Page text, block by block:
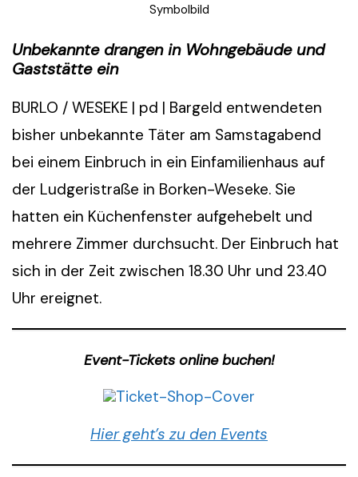
Symbolbild
Unbekannte drangen in Wohngebäude und
Gaststätte ein
BURLO / WESEKE | pd | Bargeld entwendeten
bisher unbekannte Täter am Samstagabend
bei einem Einbruch in ein Einfamilienhaus auf
der Ludgeristraße in Borken-Weseke. Sie
hatten ein Küchenfenster aufgehebelt und
mehrere Zimmer durchsucht. Der Einbruch hat
sich in der Zeit zwischen 18.30 Uhr und 23.40
Uhr ereignet.
Event-Tickets online buchen!
Hier geht’s zu den Events